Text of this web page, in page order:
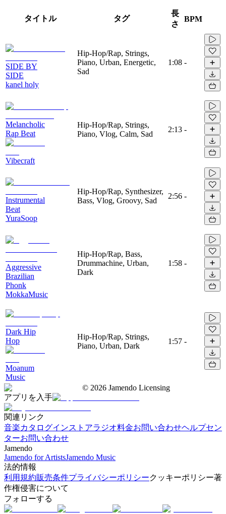
タイトル タグ
長
さ
BPM
SIDE BY
SIDE
kanel holy
Hip-Hop/Rap, Strings,
Piano, Urban, Energetic,
Sad
1:08 -
Melancholic
Rap Beat
Vibecraft
Hip-Hop/Rap, Strings,
Piano, Vlog, Calm, Sad
2:13 -
Instrumental
Beat
YuraSoop
Hip-Hop/Rap, Synthesizer,
Bass, Vlog, Groovy, Sad
2:56 -
Aggressive
Brazilian
Phonk
MokkaMusic
Hip-Hop/Rap, Bass,
Drummachine, Urban,
Dark
1:58 -
Dark Hip
Hop
Moanum
Music
Hip-Hop/Rap, Strings,
Piano, Urban, Dark
1:57 -
© 2026 Jamendo Licensing
アプリを入手
関連リンク
音楽カタログインストアラジオ料金お問い合わせヘルプセン
ターお問い合わせ
Jamendo
Jamendo for ArtistsJamendo Music
法的情報
利用規約販売条件プライバシーポリシークッキーポリシー著
作権侵害について
フォローする